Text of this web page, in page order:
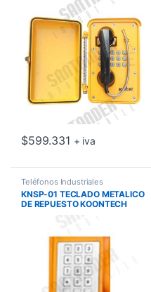
$599.331 + iva
Teléfonos Industriales
KNSP-01 TECLADO METALICO
DE REPUESTO KOONTECH